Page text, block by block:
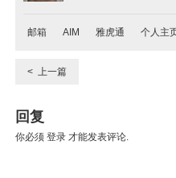
邮箱 AIM 雅虎通 个人主
< 上一篇
回复
你必须 登录 才能发表评论.